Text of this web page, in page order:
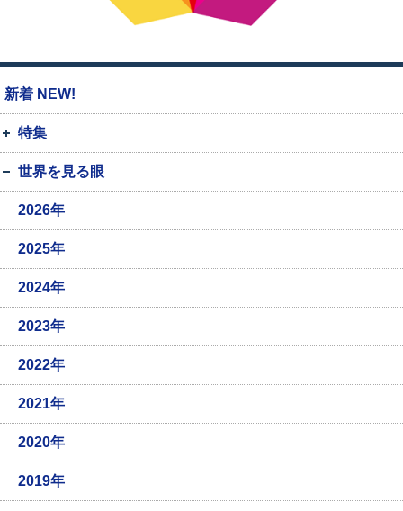
新着 NEW!
特集
世界を見る眼
2026年
2025年
2024年
2023年
2022年
2021年
2020年
2019年